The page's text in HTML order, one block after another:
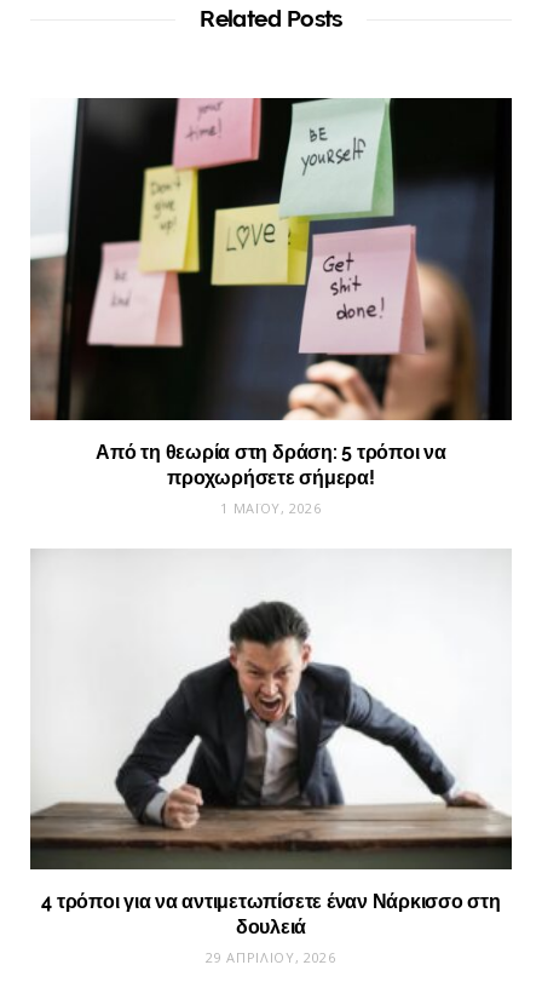
Related Posts
Από τη θεωρία στη δράση: 5 τρόποι να
προχωρήσετε σήμερα!
1 ΜΑΪ́ΟΥ, 2026
4 τρόποι για να αντιμετωπίσετε έναν Νάρκισσο στη
δουλειά
29 ΑΠΡΙΛΊΟΥ, 2026